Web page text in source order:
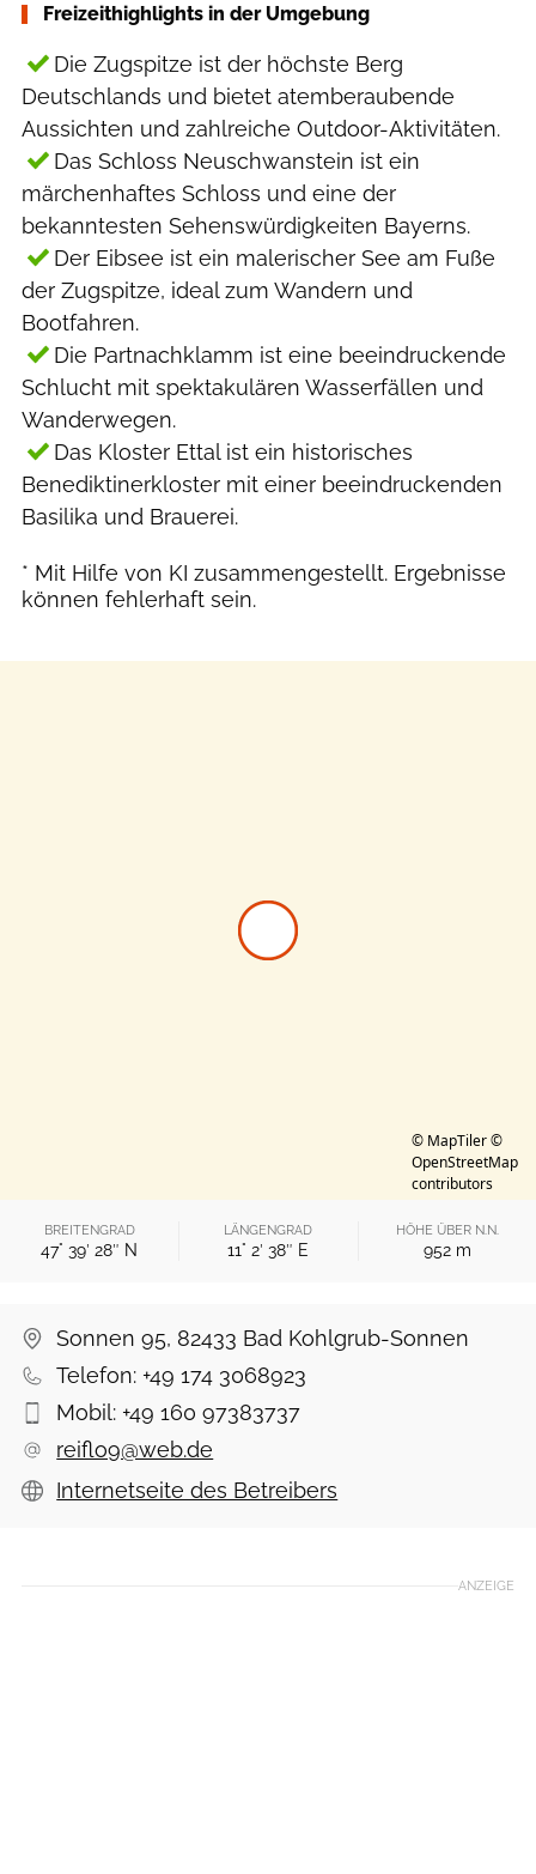
Freizeithighlights in der Umgebung
Die Zugspitze ist der höchste Berg
Deutschlands und bietet atemberaubende
Aussichten und zahlreiche Outdoor-Aktivitäten.
Das Schloss Neuschwanstein ist ein
märchenhaftes Schloss und eine der
bekanntesten Sehenswürdigkeiten Bayerns.
Der Eibsee ist ein malerischer See am Fuße
der Zugspitze, ideal zum Wandern und
Bootfahren.
Die Partnachklamm ist eine beeindruckende
Schlucht mit spektakulären Wasserfällen und
Wanderwegen.
Das Kloster Ettal ist ein historisches
Benediktinerkloster mit einer beeindruckenden
Basilika und Brauerei.
* Mit Hilfe von KI zusammengestellt. Ergebnisse
können fehlerhaft sein.
© MapTiler ©
OpenStreetMap
contributors
BREITENGRAD
47° 39′ 28″ N
LÄNGENGRAD
11° 2′ 38″ E
HÖHE ÜBER N.N.
952m
Sonnen 95, 82433 Bad Kohlgrub-Sonnen
Telefon: +49 174 3068923
Mobil: +49 160 97383737
reiflo9@web.de
Internetseite des Betreibers
ANZEIGE